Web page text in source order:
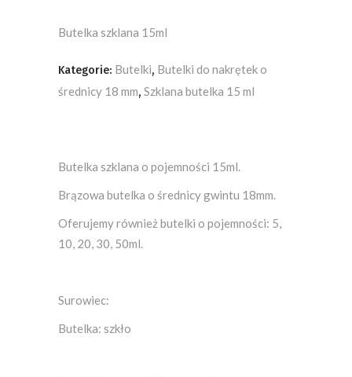
Butelka szklana 15ml
Kategorie: Butelki, Butelki do nakrętek o
średnicy 18 mm, Szklana butelka 15 ml
Butelka szklana o pojemności 15ml.
Brązowa butelka o średnicy gwintu 18mm.
Oferujemy również butelki o pojemności: 5,
10, 20, 30, 50ml.
Surowiec:
Butelka: szkło